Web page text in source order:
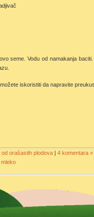
seme. Vodu od namakanja
iskoristiti da napravite
od orašastih plodova | 4 komentara »